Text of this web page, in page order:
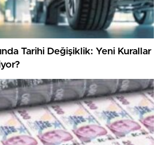
Tarihi Değişiklik: Yeni Kurallar